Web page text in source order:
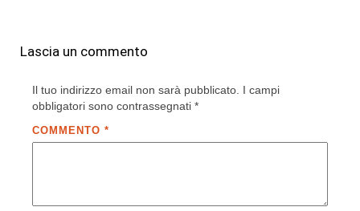
Lascia un commento
Il tuo indirizzo email non sarà pubblicato. I campi
obbligatori sono contrassegnati *
COMMENTO *